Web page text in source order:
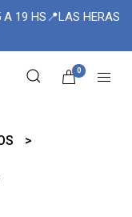
19 HS📍LAS HERAS
0